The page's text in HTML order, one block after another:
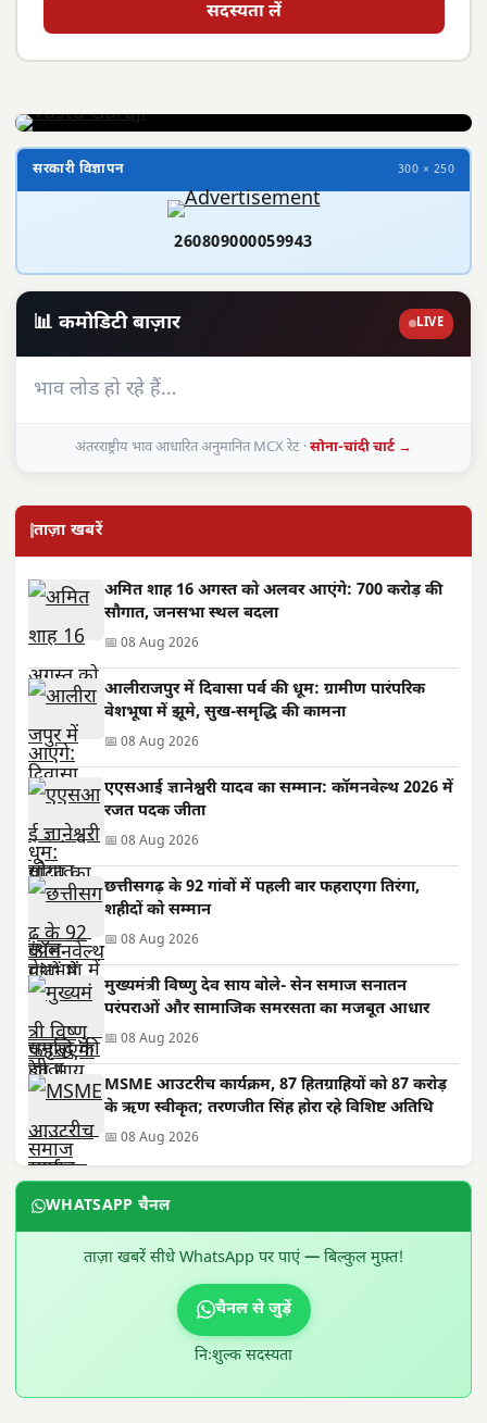
सदस्यता लें
सरकारी विज्ञापन 300 × 250
260809000059943
📊 कमोडिटी बाज़ार LIVE
भाव लोड हो रहे हैं…
अंतरराष्ट्रीय भाव आधारित अनुमानित MCX रेट ·सोना-चांदी चार्ट →
ताज़ा खबरें
अमित शाह 16 अगस्त को अलवर आएंगे: 700 करोड़ की
सौगात, जनसभा स्थल बदला
📅 08 Aug 2026
आलीराजपुर में दिवासा पर्व की धूम: ग्रामीण पारंपरिक
वेशभूषा में झूमे, सुख-समृद्धि की कामना
📅 08 Aug 2026
एएसआई ज्ञानेश्वरी यादव का सम्मान: कॉमनवेल्थ 2026 में
रजत पदक जीता
📅 08 Aug 2026
छत्तीसगढ़ के 92 गांवों में पहली बार फहराएगा तिरंगा,
शहीदों को सम्मान
📅 08 Aug 2026
मुख्यमंत्री विष्णु देव साय बोले- सेन समाज सनातन
परंपराओं और सामाजिक समरसता का मजबूत आधार
📅 08 Aug 2026
MSME आउटरीच कार्यक्रम, 87 हितग्राहियों को 87 करोड़
के ऋण स्वीकृत; तरणजीत सिंह होरा रहे विशिष्ट अतिथि
📅 08 Aug 2026
WHATSAPP चैनल
ताज़ा खबरें सीधे WhatsApp पर पाएं — बिल्कुल मुफ़्त!
चैनल से जुड़ें
निःशुल्क सदस्यता